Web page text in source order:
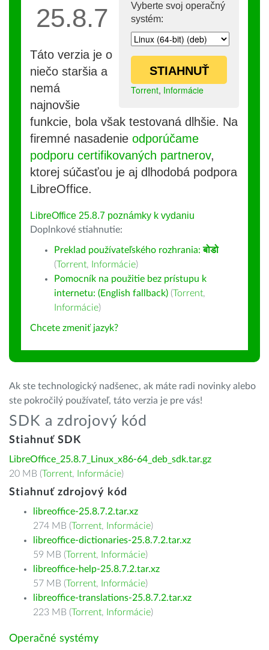
Vyberte svoj operačný
systém:
STIAHNUŤ
Torrent, Informácie
25.8.7
Táto verzia je o
niečo staršia a
nemá
najnovšie
funkcie, bola však testovaná dlhšie. Na
firemné nasadenie odporúčame
podporu certifikovaných partnerov,
ktorej súčasťou je aj dlhodobá podpora
LibreOffice.
LibreOffice 25.8.7 poznámky k vydaniu
Doplnkové stiahnutie:
Preklad používateľského rozhrania:बोडो
(Torrent, Informácie)
Pomocník na použitie bez prístupu k
internetu: (English fallback) (Torrent,
Informácie)
Chcete zmeniť jazyk?
Ak ste technologický nadšenec, ak máte radi novinky alebo
ste pokročilý používateľ, táto verzia je pre vás!
SDK a zdrojový kód
Stiahnuť SDK
LibreOffice_25.8.7_Linux_x86-64_deb_sdk.tar.gz
20 MB (Torrent, Informácie)
Stiahnuť zdrojový kód
libreoffice-25.8.7.2.tar.xz
274 MB (Torrent, Informácie)
libreoffice-dictionaries-25.8.7.2.tar.xz
59 MB (Torrent, Informácie)
libreoffice-help-25.8.7.2.tar.xz
57 MB (Torrent, Informácie)
libreoffice-translations-25.8.7.2.tar.xz
223 MB (Torrent, Informácie)
Operačné systémy